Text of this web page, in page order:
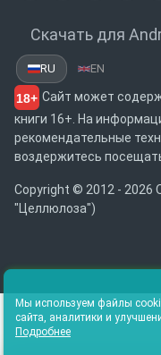
Скачать для
RU EN
18+ Сайт может
книги 16+. На
рекомендательные
воздержитесь
Copyright © 2012 - 2026
"Целлюлоза")
Мы используем файлы
сайта, аналитики и
Подробнее